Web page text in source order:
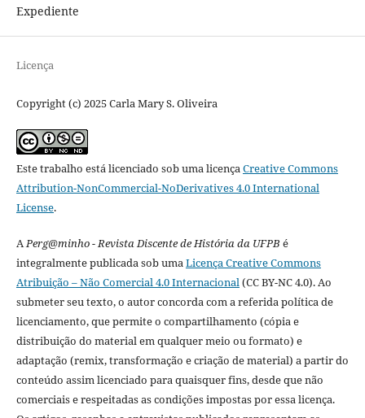
Expediente
Licença
Copyright (c) 2025 Carla Mary S. Oliveira
Este trabalho está licenciado sob uma licençaCreative Commons
Attribution-NonCommercial-NoDerivatives 4.0 International
License.
APerg@minho - Revista Discente de História da UFPB é
integralmente publicada sob umaLicença Creative Commons
Atribuição – Não Comercial 4.0 Internacional(CC BY-NC 4.0). Ao
submeter seu texto, o autor concorda com a referida política de
licenciamento, que permite o compartilhamento (cópia e
distribuição do material em qualquer meio ou formato) e
adaptação (remix, transformação e criação de material) a partir do
conteúdo assim licenciado para quaisquer fins, desde que não
comerciais e respeitadas as condições impostas por essa licença.